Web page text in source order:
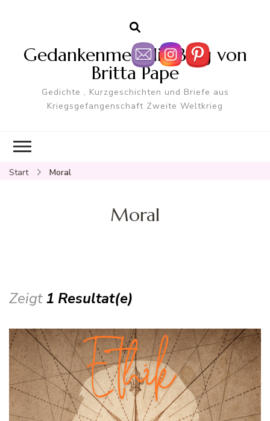
Gedankenmelodie Blog von
Britta Pape
Gedichte , Kurzgeschichten und Briefe aus
Kriegsgefangenschaft Zweite Weltkrieg
Start Moral
Moral
Zeigt1 Resultat(e)